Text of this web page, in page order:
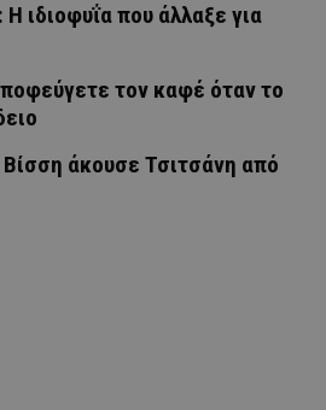
ιδιοφυΐα που άλλαξε για
τον καφέ όταν το
άκουσε Τσιτσάνη από